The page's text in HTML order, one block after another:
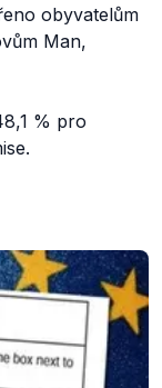
obyvatelům
Man,
% pro